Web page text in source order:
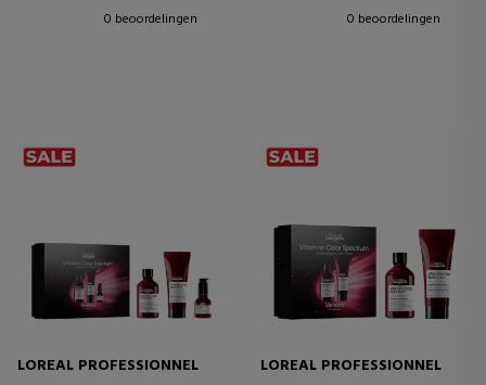
0 beoordelingen
0 beoordelingen
LOREAL PROFESSIONNEL
LOREAL PROFESSIONNEL